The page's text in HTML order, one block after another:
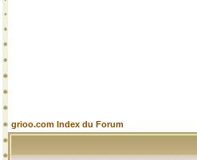
grioo.com Index du Forum